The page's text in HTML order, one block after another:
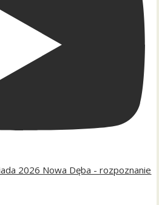
2026 Nowa Dęba - rozpoznanie